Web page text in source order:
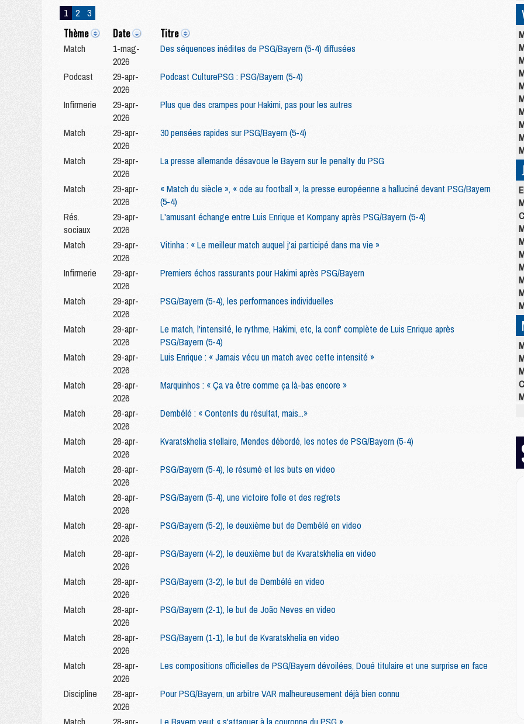
1 2 3
Thème Date Titre
Match
1-mag-
2026
Des séquences inédites de PSG/Bayern (5-4) diffusées
Podcast
29-apr-
2026
Podcast CulturePSG : PSG/Bayern (5-4)
Infirmerie
29-apr-
2026
Plus que des crampes pour Hakimi, pas pour les autres
Match
29-apr-
2026
30 pensées rapides sur PSG/Bayern (5-4)
Match
29-apr-
2026
La presse allemande désavoue le Bayern sur le penalty du PSG
Match
29-apr-
2026
« Match du siècle », « ode au football », la presse européenne a halluciné devant PSG/Bayern
(5-4)
Rés.
sociaux
29-apr-
2026
L'amusant échange entre Luis Enrique et Kompany après PSG/Bayern (5-4)
Match
29-apr-
2026
Vitinha : « Le meilleur match auquel j'ai participé dans ma vie »
Infirmerie
29-apr-
2026
Premiers échos rassurants pour Hakimi après PSG/Bayern
Match
29-apr-
2026
PSG/Bayern (5-4), les performances individuelles
Match
29-apr-
2026
Le match, l'intensité, le rythme, Hakimi, etc, la conf' complète de Luis Enrique après
PSG/Bayern (5-4)
Match
29-apr-
2026
Luis Enrique : « Jamais vécu un match avec cette intensité »
Match
28-apr-
2026
Marquinhos : « Ça va être comme ça là-bas encore »
Match
28-apr-
2026
Dembélé : « Contents du résultat, mais...»
Match
28-apr-
2026
Kvaratskhelia stellaire, Mendes débordé, les notes de PSG/Bayern (5-4)
Match
28-apr-
2026
PSG/Bayern (5-4), le résumé et les buts en video
Match
28-apr-
2026
PSG/Bayern (5-4), une victoire folle et des regrets
Match
28-apr-
2026
PSG/Bayern (5-2), le deuxième but de Dembélé en video
Match
28-apr-
2026
PSG/Bayern (4-2), le deuxième but de Kvaratskhelia en video
Match
28-apr-
2026
PSG/Bayern (3-2), le but de Dembélé en video
Match
28-apr-
2026
PSG/Bayern (2-1), le but de João Neves en video
Match
28-apr-
2026
PSG/Bayern (1-1), le but de Kvaratskhelia en video
Match
28-apr-
2026
Les compositions officielles de PSG/Bayern dévoilées, Doué titulaire et une surprise en face
Discipline
28-apr-
2026
Pour PSG/Bayern, un arbitre VAR malheureusement déjà bien connu